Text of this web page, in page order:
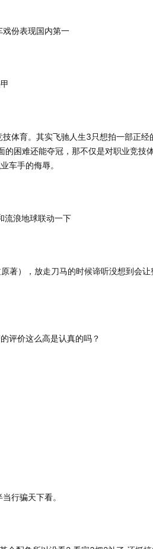
份表现国内第一
体育。其实飞驰人生3只想拍一部正经
的困难还能夺冠，那不仅是对职业竞技
车手的侮辱。
流浪地球联动一下
著），放走刀马的时候谛听没想到会
评价这么高是认真的吗？
行骗天下看。